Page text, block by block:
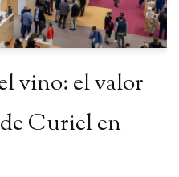
vino: el valor
Curiel en